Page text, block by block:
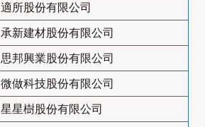
適所股份有限公司
承新建材股份有限公司
思邦興業股份有限公司
微做科技股份有限公司
星星樹股份有限公司